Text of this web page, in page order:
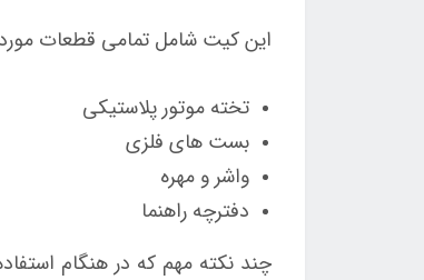
این کیت شامل تمامی قطعات مورد
تخته موتور پلاستیکی
بست های فلزی
واشر و مهره
دفترچه راهنما